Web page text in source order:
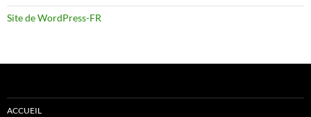
Site de WordPress-FR
ACCUEIL